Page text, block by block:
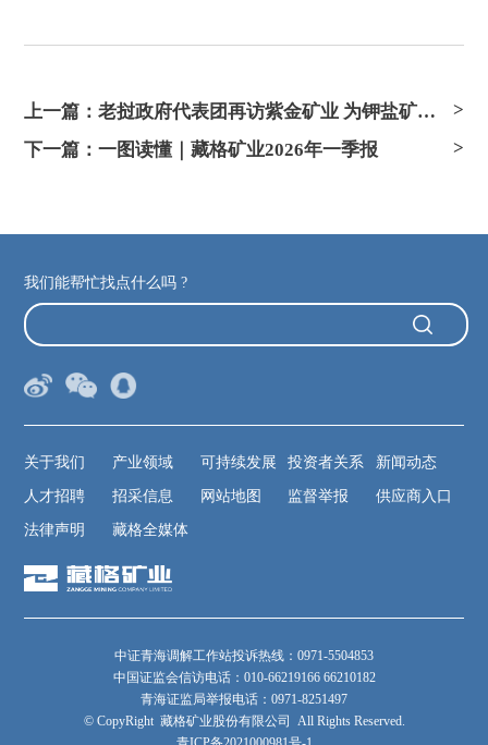
上一篇：老挝政府代表团再访紫金矿业 为钾盐矿项目合作注入新动力
下一篇：一图读懂｜藏格矿业2026年一季报
我们能帮忙找点什么吗 ?
关于我们 产业领域 可持续发展 投资者关系
新闻动态
人才招聘
招采信息 网站地图 监督举报
供应商入口
法律声明
藏格全媒体
中证青海调解工作站投诉热线：0971-5504853
中国证监会信访电话：010-66219166 66210182
青海证监局举报电话：0971-8251497
© CopyRight 藏格矿业股份有限公司 All Rights Reserved.